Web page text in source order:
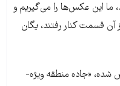
ما این عکس‌ها را می‌گیریم و
قسمت کنار رفتند، یگان
شده، «جاده منطقه ویژه-